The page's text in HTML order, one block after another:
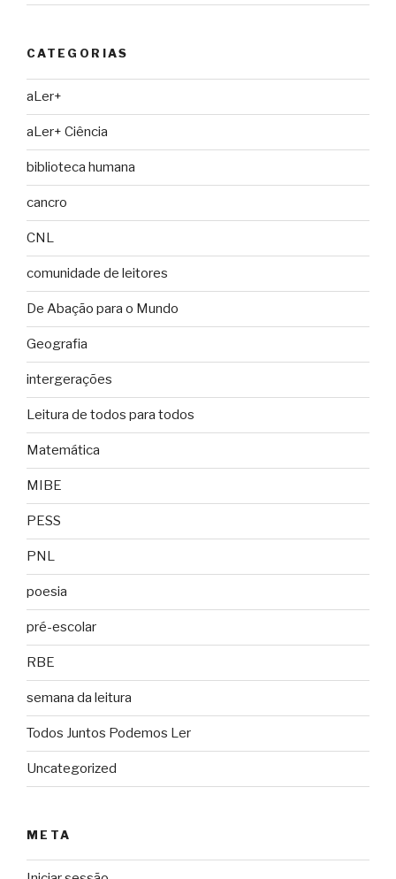
CATEGORIAS
aLer+
aLer+ Ciência
biblioteca humana
cancro
CNL
comunidade de leitores
De Abação para o Mundo
Geografia
intergerações
Leitura de todos para todos
Matemática
MIBE
PESS
PNL
poesia
pré-escolar
RBE
semana da leitura
Todos Juntos Podemos Ler
Uncategorized
META